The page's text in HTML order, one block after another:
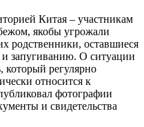
Китая – участникам
якобы угрожали
родственники, оставшиеся
и запугиванию. О ситуации
регулярно
относится к
фотографии
и свидетельства